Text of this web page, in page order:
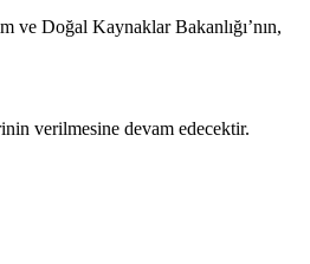
ve Doğal Kaynaklar Bakanlığı’nın,
verilmesine devam edecektir.